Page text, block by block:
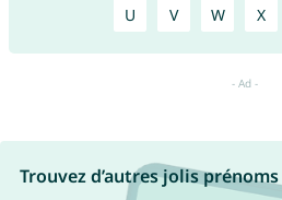
U V W X
Trouvez d’autres jolis prénoms